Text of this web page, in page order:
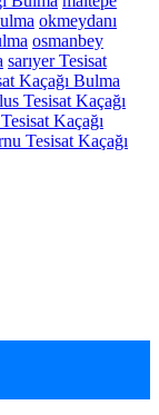
okmeydanı
osmanbey
sarıyer Tesisat
Kaçağı Bulma
Tesisat Kaçağı
Kaçağı
Tesisat Kaçağı